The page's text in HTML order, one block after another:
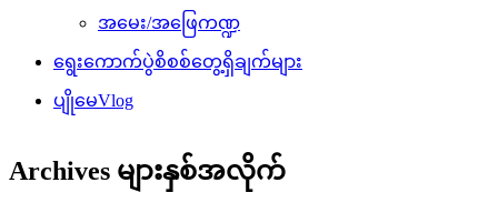
အမေး/အဖြေကဏ္ဍ
ရွေးကောက်ပွဲစိစစ်တွေ့ရှိချက်များ
ပျိုမေVlog
Archives များနှစ်အလိုက်